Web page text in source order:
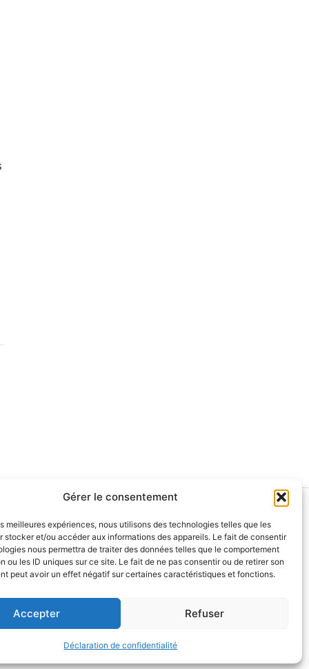
Gérer le consentement
meilleures expériences, nous utilisons des technologies telles que les
stocker et/ou accéder aux informations des appareils. Le fait de consentir
nous permettra de traiter des données telles que le comportement
ou les ID uniques sur ce site. Le fait de ne pas consentir ou de retirer son
peut avoir un effet négatif sur certaines caractéristiques et fonctions.
Accepter Refuser
Déclaration de confidentialité
de remboursement
Qui sommes-nous?
experts et collaborateurs